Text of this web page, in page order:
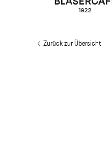
Linkedin
Zurück zur Übersicht